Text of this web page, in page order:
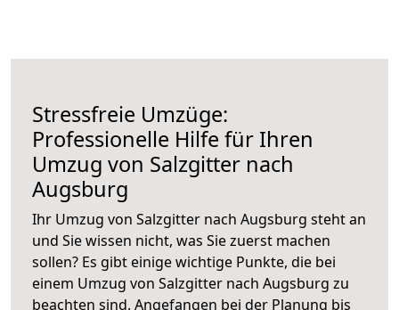
Stressfreie Umzüge:
Professionelle Hilfe für Ihren
Umzug von Salzgitter nach
Augsburg
Ihr Umzug von Salzgitter nach Augsburg steht an
und Sie wissen nicht, was Sie zuerst machen
sollen? Es gibt einige wichtige Punkte, die bei
einem Umzug von Salzgitter nach Augsburg zu
beachten sind. Angefangen bei der Planung bis